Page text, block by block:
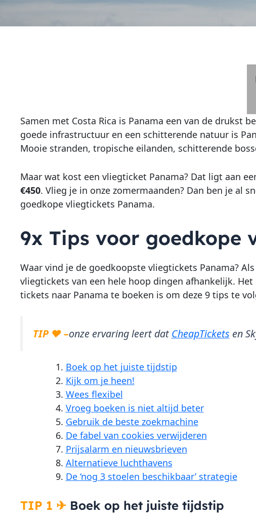
Samen met Costa Rica is Panama een van de drukst
goede infrastructuur en een schitterende natuur is
Mooie stranden, tropische eilanden, schitterende
Maar wat kost een vliegticket Panama? Dat ligt aan
€450. Vlieg je in onze zomermaanden? Dan ben je al
goedkope vliegtickets Panama.
9x Tips voor goedkope
Waar vind je de goedkoopste vliegtickets Panama?
vliegtickets van een hele hoop dingen afhankelijk.
tickets naar Panama te boeken is om deze 9 tips te
TIP ♥ –onze ervaring leert dat CheapTickets en
Boek op het juiste tijdstip
Kijk om je heen!
Wees flexibel
Vroeg boeken is niet altijd beter
Gebruik de beste zoekmachine
De fabel van cookies verwijderen
Prijsalarm en nieuwsbrieven
Alternatieve luchthavens
De ‘nog 3 stoelen beschikbaar’ strategie
TIP 1 ✈Boek op het juiste tijdstip